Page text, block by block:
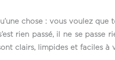
chose : vous voulez
rien passé, il ne se passe
clairs, limpides et faciles à